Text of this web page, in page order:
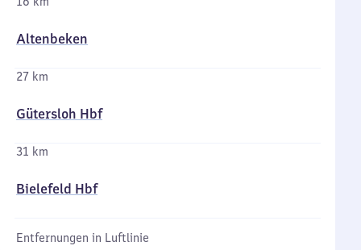
Altenbeken
27 km
Gütersloh Hbf
31 km
Bielefeld Hbf
Entfernungen in Luftlinie